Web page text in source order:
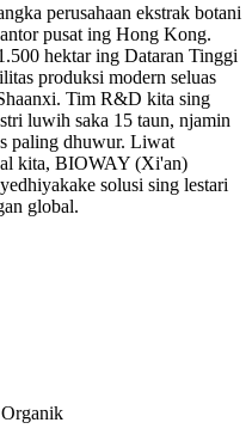
perusahaan ekstrak botani
pusat ing Hong Kong.
hektar ing Dataran Tinggi
produksi modern seluas
Tim R&D kita sing
luwih saka 15 taun, njamin
paling dhuwur. Liwat
kita, BIOWAY (Xi'an)
solusi sing lestari
global.